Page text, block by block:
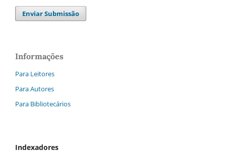
Enviar Submissão
Informações
Para Leitores
Para Autores
Para Bibliotecários
Indexadores